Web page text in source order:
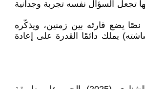
تجعل السؤال نفسه تجربة وجدانية
نصًا يضع قارئه بين زمنين، ويذكّره
يملك دائمًا القدرة على إعادة